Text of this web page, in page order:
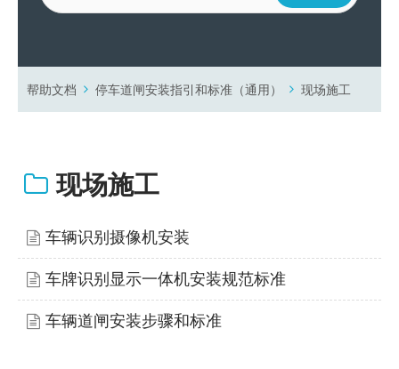
帮助文档 停车道闸安装指引和标准（通用） 现场施工
现场施工
车辆识别摄像机安装
车牌识别显示一体机安装规范标准
车辆道闸安装步骤和标准